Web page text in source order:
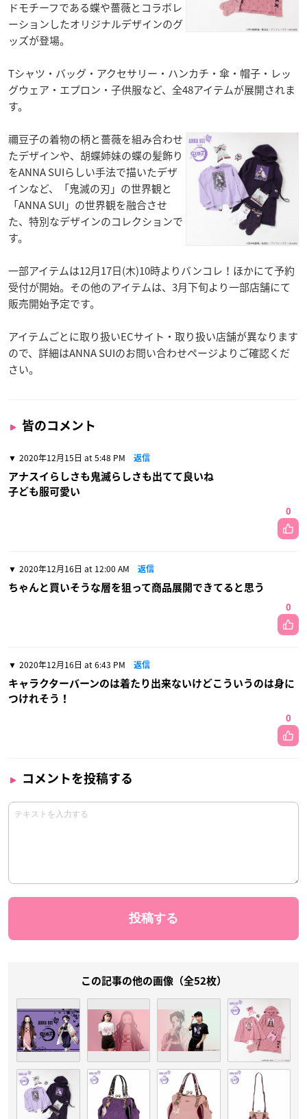
ドモチーフである蝶や薔薇とコラボレ
ーションしたオリジナルデザインのグ
ッズが登場。
Tシャツ・バッグ・アクセサリー・ハンカチ・傘・帽子・レッ
グウェア・エプロン・子供服など、全48アイテムが展開されま
す。
禰豆子の着物の柄と薔薇を組み合わせ
たデザインや、胡蝶姉妹の蝶の髪飾り
をANNA SUIらしい手法で描いたデザ
インなど、「鬼滅の刃」の世界観と
「ANNA SUI」の世界観を融合させ
た、特別なデザインのコレクションで
す。
一部アイテムは12月17日(木)10時よりバンコレ！ほかにて予約
受付が開始。その他のアイテムは、3月下旬より一部店舗にて
販売開始予定です。
アイテムごとに取り扱いECサイト・取り扱い店舗が異なります
ので、詳細はANNA SUIのお問い合わせページよりご確認くだ
さい。
皆のコメント
2020年12月15日 at 5:48 PM 返信
アナスイらしさも鬼滅らしさも出てて良いね
子ども服可愛い
0
2020年12月16日 at 12:00 AM 返信
ちゃんと買いそうな層を狙って商品展開できてると思う
0
2020年12月16日 at 6:43 PM 返信
キャラクターバーンのは着たり出来ないけどこういうのは身に
つけれそう！
0
コメントを投稿する
この記事の他の画像（全52枚）